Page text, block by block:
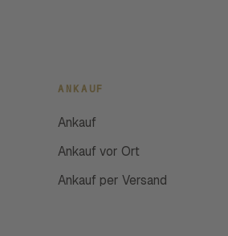
ANKAUF
Ankauf
Ankauf vor Ort
Ankauf per Versand